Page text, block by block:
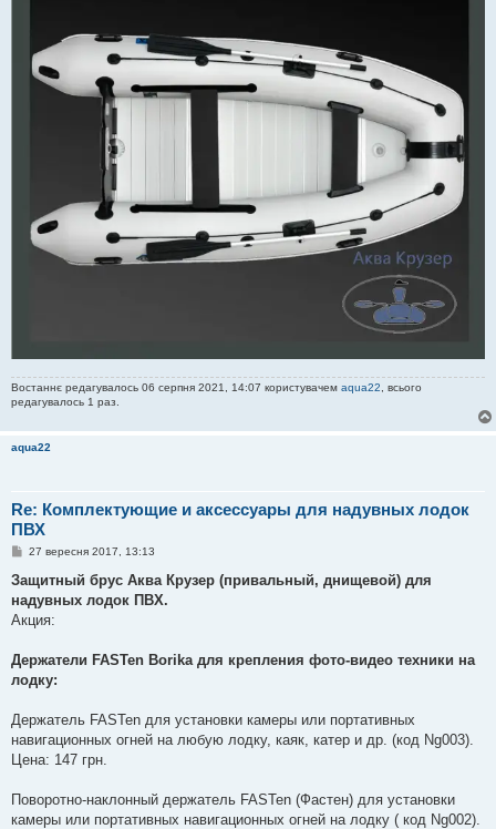
Востаннє редагувалось 06 серпня 2021, 14:07 користувачем aqua22 , всього
редагувалось 1 раз.
aqua22
Re: Комплектующие и аксессуары для надувных лодок
ПВХ
П
в
д
о
е
н
н
27 вересня 2017, 13:13
Защитный брус Аква Крузер (привальный, днищевой) для
надувных лодок ПВХ.
Акция:
Держатели FASTen Borika для крепления фото-видео техники на
лодку:
Держатель FASTen для установки камеры или портативных
навигационных огней на любую лодку, каяк, катер и др. (код Ng003).
Цена: 147 грн.
Поворотно-наклонный держатель FASTen (Фастен) для установки
камеры или портативных навигационных огней на лодку ( код Ng002).